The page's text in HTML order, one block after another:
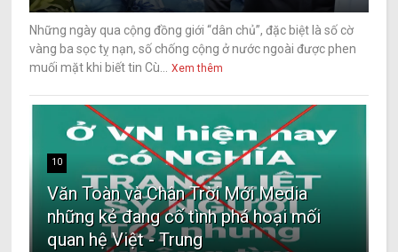
Những ngày qua cộng đồng giới “dân chủ”, đặc biệt là số cờ
vàng ba sọc tỵ nạn, số chống cộng ở nước ngoài được phen
muối mặt khi biết tin Cù...
Xem thêm
10
Văn Toàn và Chân Trời Mới Media
những kẻ đang cố tình phá hoại mối
quan hệ Việt - Trung